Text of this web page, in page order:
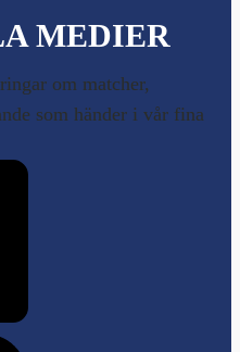
MEDIER
om matcher,
som händer i vår fina